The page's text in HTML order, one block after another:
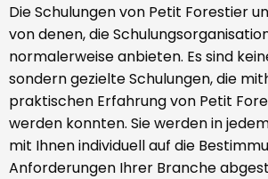
Die Schulungen von Petit Forestier
von denen, die
normalerweise anbieten. Es sind
sondern gezielte Schulungen, die
praktischen Erfahrung von Petit
werden konnten. Sie werden in
mit Ihnen individuell auf die
Anforderungen Ihrer Branche